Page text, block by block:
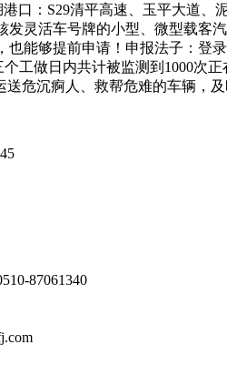
口：S29清平高速、玉平大道
发灵活车号牌的小型、微型载客
也能够提前申请！申报法子：登
个工做日内共计被监测到1000次
送危沉痾人、救帮危难的车辆，
87061340